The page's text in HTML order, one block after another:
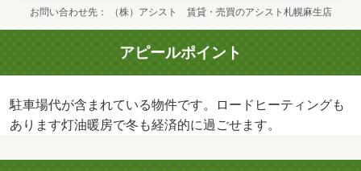
お問い合わせ先 （株）アシスト 賃貸・売買のアシスト札幌麻生店
アピールポイント
駐車場代が含まれている物件です。ロードヒーティングも
あります灯油暖房で冬も経済的に過ごせます。